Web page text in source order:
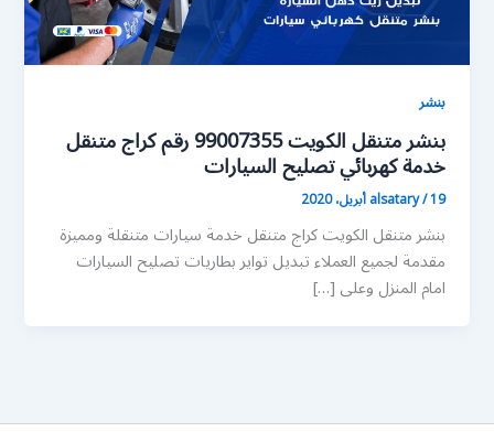
بنشر
بنشر متنقل الكويت 99007355 رقم كراج متنقل
خدمة كهربائي تصليح السيارات
alsatary/19 أبريل، 2020
بنشر متنقل الكويت كراج متنقل خدمة سيارات متنقلة ومميزة
مقدمة لجميع العملاء تبديل تواير بطاريات تصليح السيارات
امام المنزل وعلى […]